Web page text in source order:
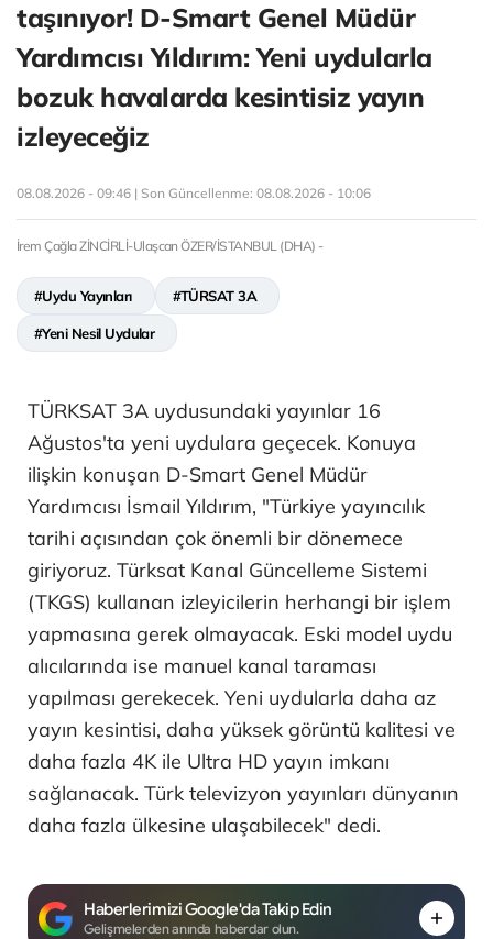
taşınıyor! D-Smart Genel Müdür
Yardımcısı Yıldırım: Yeni uydularla
bozuk havalarda kesintisiz yayın
izleyeceğiz
08.08.2026 - 09:46 | Son Güncellenme: 08.08.2026 - 10:06
İrem Çağla ZİNCİRLİ-Ulaşcan ÖZER/İSTANBUL (DHA) -
#Uydu Yayınları #TÜRSAT 3A
#Yeni Nesil Uydular
TÜRKSAT 3A uydusundaki yayınlar 16
Ağustos'ta yeni uydulara geçecek. Konuya
ilişkin konuşan D-Smart Genel Müdür
Yardımcısı İsmail Yıldırım, "Türkiye yayıncılık
tarihi açısından çok önemli bir dönemece
giriyoruz. Türksat Kanal Güncelleme Sistemi
(TKGS) kullanan izleyicilerin herhangi bir işlem
yapmasına gerek olmayacak. Eski model uydu
alıcılarında ise manuel kanal taraması
yapılması gerekecek. Yeni uydularla daha az
yayın kesintisi, daha yüksek görüntü kalitesi ve
daha fazla 4K ile Ultra HD yayın imkanı
sağlanacak. Türk televizyon yayınları dünyanın
daha fazla ülkesine ulaşabilecek" dedi.
Haberlerimizi Google'da Takip Edin
Gelişmelerden anında haberdar olun.